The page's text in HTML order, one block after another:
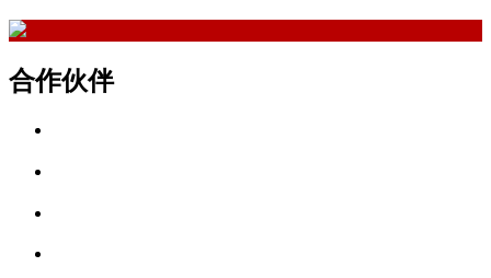
合作伙伴